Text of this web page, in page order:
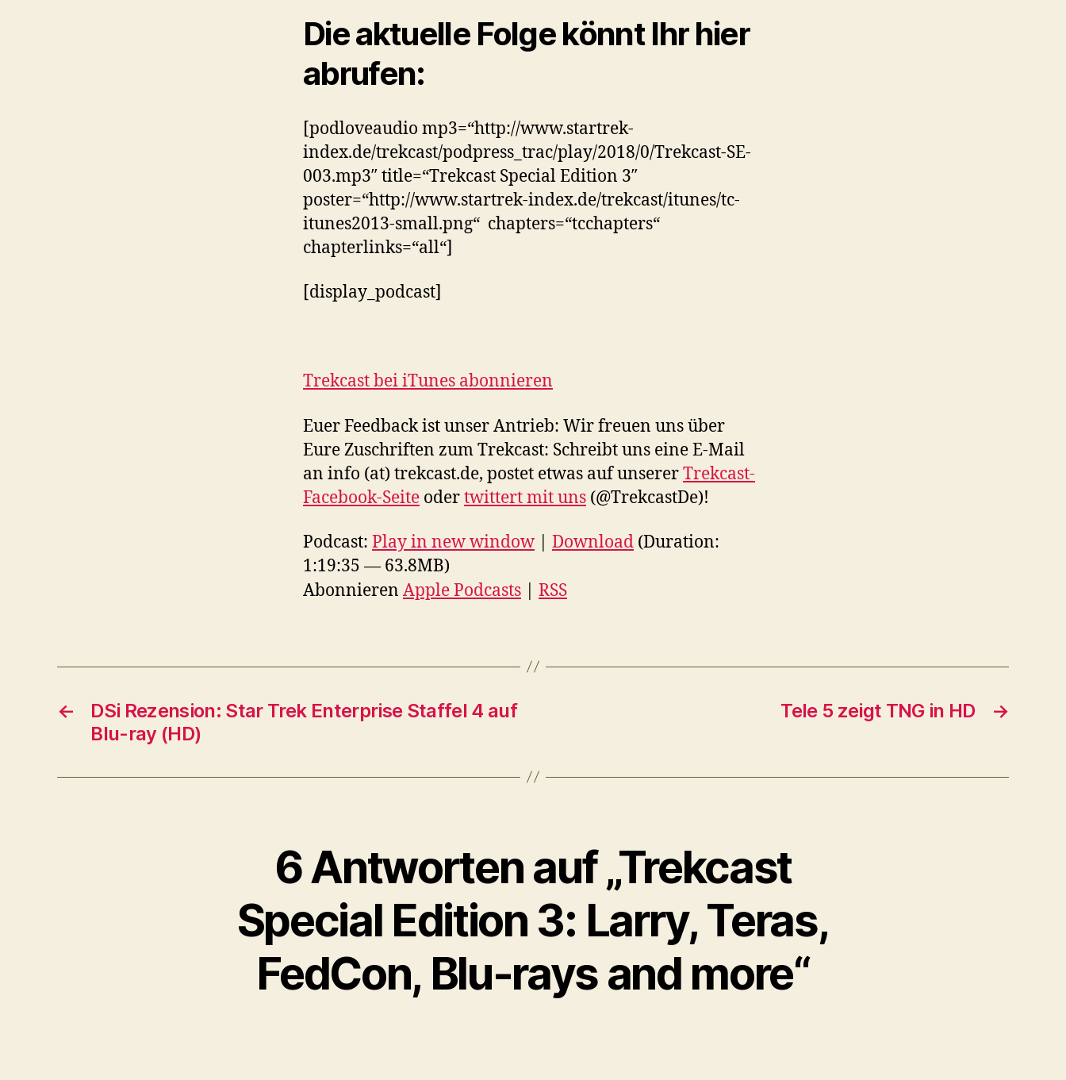
Die aktuelle Folge könnt Ihr hier
abrufen:
[podloveaudio mp3=“http://www.startrek-
index.de/trekcast/podpress_trac/play/2018/0/Trekcast-SE-
003.mp3″ title=“Trekcast Special Edition 3″
poster=“http://www.startrek-index.de/trekcast/itunes/tc-
itunes2013-small.png“ chapters=“tcchapters“
chapterlinks=“all“]
[display_podcast]
Trekcast bei iTunes abonnieren
Euer Feedback ist unser Antrieb: Wir freuen uns über
Eure Zuschriften zum Trekcast: Schreibt uns eine E-Mail
an info (at) trekcast.de, postet etwas auf unsererTrekcast-
Facebook-Seite odertwittert mit uns (@TrekcastDe)!
Podcast: Play in new window Download (Duration:
1:19:35 — 63.8MB)
Abonnieren Apple Podcasts RSS
←
DSi Rezension: Star Trek Enterprise Staffel 4 auf
Blu-ray (HD)
→
Tele 5 zeigt TNG in HD
6 Antworten auf „Trekcast
Special Edition 3: Larry, Teras,
FedCon, Blu-rays and more“